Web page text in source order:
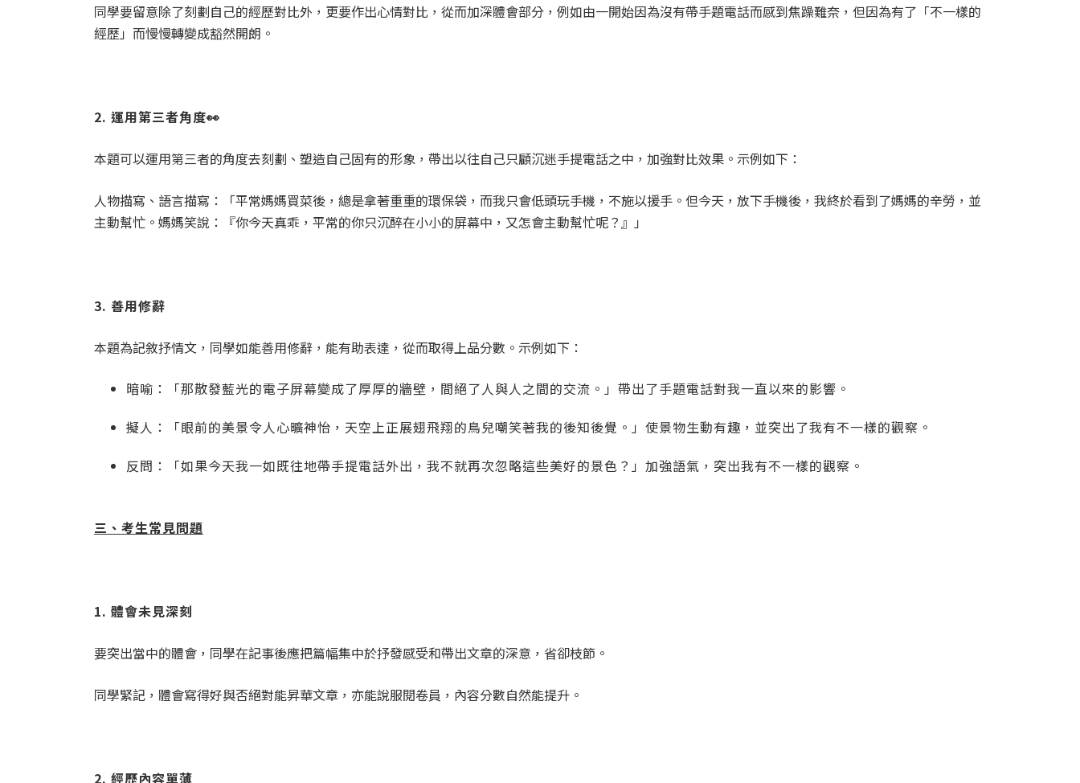
同學要留意除了刻劃自己的經歷對比外，更要作出心情對比，從而加深體會部分，例如由一開始因為沒有帶手題電話而感到焦躁難奈，但因為有了「不一樣的
經歷」而慢慢轉變成豁然開朗。
2. 運用第三者角度👀
本題可以運用第三者的角度去刻劃、塑造自己固有的形象，帶出以往自己只顧沉迷手提電話之中，加強對比效果。示例如下：
人物描寫、語言描寫：「平常媽媽買菜後，總是拿著重重的環保袋，而我只會低頭玩手機，不施以援手。但今天，放下手機後，我終於看到了媽媽的辛勞，並
主動幫忙。媽媽笑說：『你今天真乖，平常的你只沉醉在小小的屏幕中，又怎會主動幫忙呢？』」
3. 善用修辭
本題為記敘抒情文，同學如能善用修辭，能有助表達，從而取得上品分數。示例如下：
暗喻：「那散發藍光的電子屏幕變成了厚厚的牆壁，間絕了人與人之間的交流。」帶出了手題電話對我一直以來的影響。
擬人：「眼前的美景令人心曠神怡，天空上正展翅飛翔的鳥兒嘲笑著我的後知後覺。」使景物生動有趣，並突出了我有不一樣的觀察。
反問：「如果今天我一如既往地帶手提電話外出，我不就再次忽略這些美好的景色？」加強語氣，突出我有不一樣的觀察。
三、考生常見問題
1. 體會未見深刻
要突出當中的體會，同學在記事後應把篇幅集中於抒發感受和帶出文章的深意，省卻枝節。
同學緊記，體會寫得好與否絕對能昇華文章，亦能說服閱卷員，內容分數自然能提升。
2. 經歷內容單薄